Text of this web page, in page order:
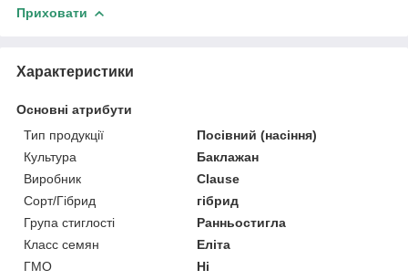
Приховати
Характеристики
Основні атрибути
Тип продукції
Посівний (насіння)
Культура
Баклажан
Виробник
Clause
Сорт/Гібрид
гібрид
Група стиглості
Ранньостигла
Класс семян
Еліта
ГМО
Ні